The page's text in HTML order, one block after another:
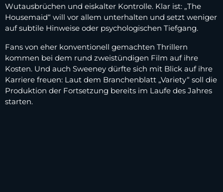
Wutausbrüchen und eiskalter Kontrolle. Klar ist: „The
Housemaid“ will vor allem unterhalten und setzt weniger
auf subtile Hinweise oder psychologischen Tiefgang.
Fans von eher konventionell gemachten Thrillern
kommen bei dem rund zweistündigen Film auf ihre
Kosten. Und auch Sweeney dürfte sich mit Blick auf ihre
Karriere freuen: Laut dem Branchenblatt „Variety“ soll die
Produktion der Fortsetzung bereits im Laufe des Jahres
starten.